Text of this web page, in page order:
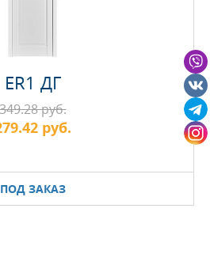
ER1 ДГ
ПОД ЗАКАЗ
руб.
руб.